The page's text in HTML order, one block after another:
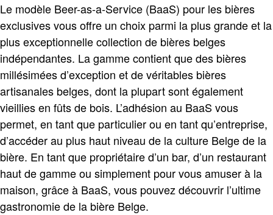
Le modèle Beer-as-a-Service (BaaS) pour les bières
exclusives vous offre un choix parmi la plus grande et la
plus exceptionnelle collection de bières belges
indépendantes. La gamme contient que des bières
millésimées d’exception et de véritables bières
artisanales belges, dont la plupart sont également
vieillies en fûts de bois. L’adhésion au BaaS vous
permet, en tant que particulier ou en tant qu’entreprise,
d’accéder au plus haut niveau de la culture Belge de la
bière. En tant que propriétaire d’un bar, d’un restaurant
haut de gamme ou simplement pour vous amuser à la
maison, grâce à BaaS, vous pouvez découvrir l’ultime
gastronomie de la bière Belge.